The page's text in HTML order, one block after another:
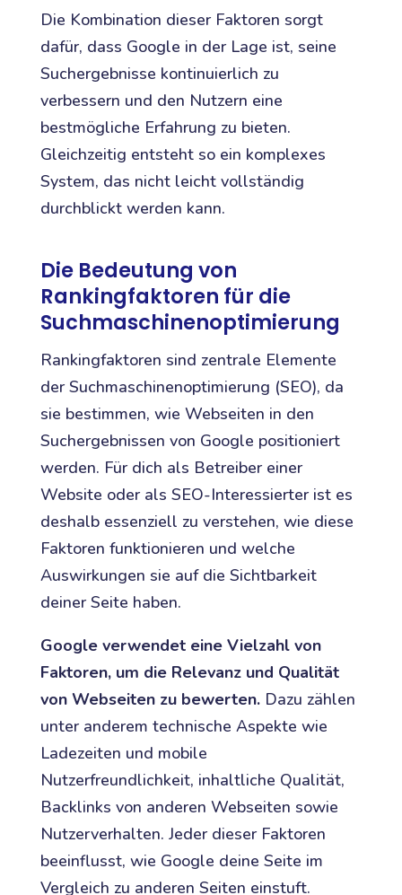
Die Kombination dieser Faktoren sorgt
dafür, dass Google in der Lage ist, seine
Suchergebnisse kontinuierlich zu
verbessern und den Nutzern eine
bestmögliche Erfahrung zu bieten.
Gleichzeitig entsteht so ein komplexes
System, das nicht leicht vollständig
durchblickt werden kann.
Die Bedeutung von
Rankingfaktoren für die
Suchmaschinenoptimierung
Rankingfaktoren sind zentrale Elemente
der Suchmaschinenoptimierung (SEO), da
sie bestimmen, wie Webseiten in den
Suchergebnissen von Google positioniert
werden. Für dich als Betreiber einer
Website oder als SEO-Interessierter ist es
deshalb essenziell zu verstehen, wie diese
Faktoren funktionieren und welche
Auswirkungen sie auf die Sichtbarkeit
deiner Seite haben.
Google verwendet eine Vielzahl von
Faktoren, um die Relevanz und Qualität
von Webseiten zu bewerten.Dazu zählen
unter anderem technische Aspekte wie
Ladezeiten und mobile
Nutzerfreundlichkeit, inhaltliche Qualität,
Backlinks von anderen Webseiten sowie
Nutzerverhalten. Jeder dieser Faktoren
beeinflusst, wie Google deine Seite im
Vergleich zu anderen Seiten einstuft.